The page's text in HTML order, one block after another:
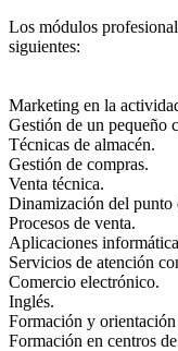
Los módulos
siguientes:
Marketing en la
Gestión de un pequeño
Técnicas de almacén.
Gestión de compras.
Venta técnica.
Dinamización del punto
Procesos de venta.
Aplicaciones
Servicios de atención
Comercio electrónico.
Inglés.
Formación y
Formación en centros